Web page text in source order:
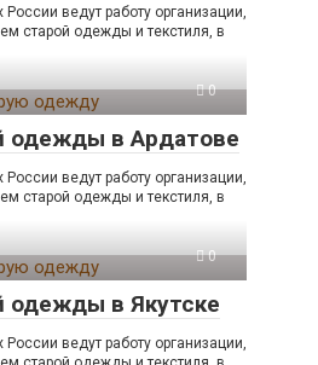
ведут работу организации,
старой одежды и текстиля, в
0
одежды в Ардатове
ведут работу организации,
старой одежды и текстиля, в
0
одежды в Якутске
ведут работу организации,